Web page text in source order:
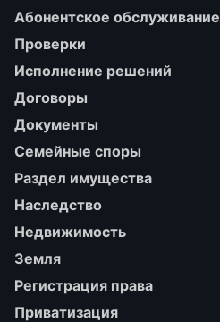
Абонентское обслуживание
Проверки
Исполнение решений
Договоры
Документы
Семейные споры
Раздел имущества
Наследство
Недвижимость
Земля
Регистрация права
Приватизация